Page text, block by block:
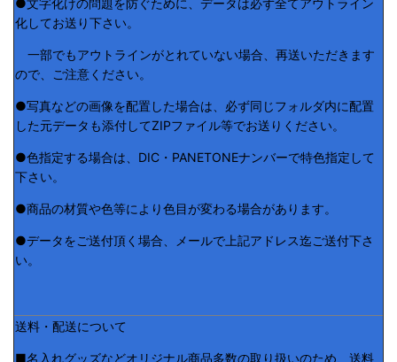
●文字化けの問題を防ぐために、データは必ず全てアウトライン
化してお送り下さい。
一部でもアウトラインがとれていない場合、再送いただきます
ので、ご注意ください。
●写真などの画像を配置した場合は、必ず同じフォルダ内に配置
した元データも添付してZIPファイル等でお送りください。
●色指定する場合は、DIC・PANETONEナンバーで特色指定して
下さい。
●商品の材質や色等により色目が変わる場合があります。
●データをご送付頂く場合、メールで上記アドレス迄ご送付下さ
い。
送料・配送について
■名入れグッズなどオリジナル商品多数の取り扱いのため、送料